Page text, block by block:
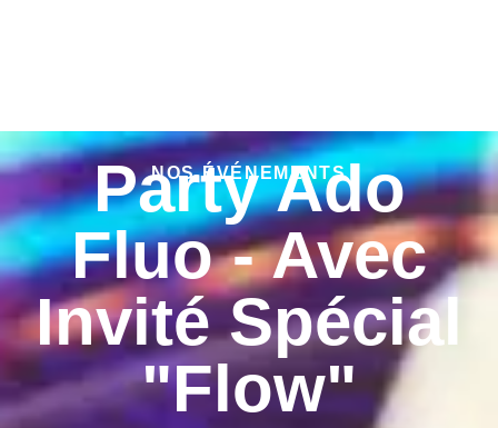
NOS ÉVÉNEMENTS
Party Ado
Fluo - Avec
Invité Spécial
"Flow"